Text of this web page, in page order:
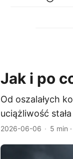
Jak i po
Od oszalałych
uciążliwość
2026-06-06 5 min